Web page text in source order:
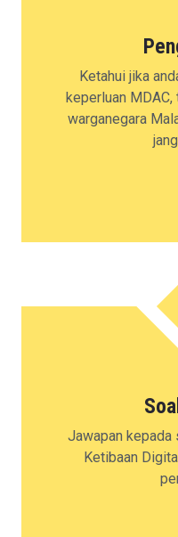
Ketahui jika
keperluan
warganegara
Jawapan kepada
Ketibaan